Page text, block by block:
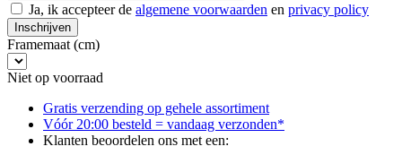
Ja, ik accepteer de algemene voorwaarden en privacy policy
Inschrijven
Framemaat (cm)
Niet op voorraad
Gratis verzending op gehele assortiment
Vóór 20:00 besteld = vandaag verzonden*
Klanten beoordelen ons met een: